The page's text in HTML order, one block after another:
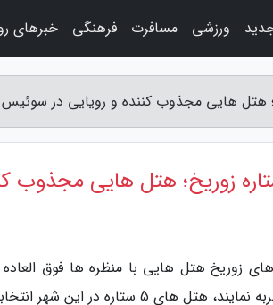
زوریخ هتل هایی با منظره ها فوق
این شهر انتخابی مناسب خواهد بود.
ورزشی مسافرت فرهنگی خبرهای